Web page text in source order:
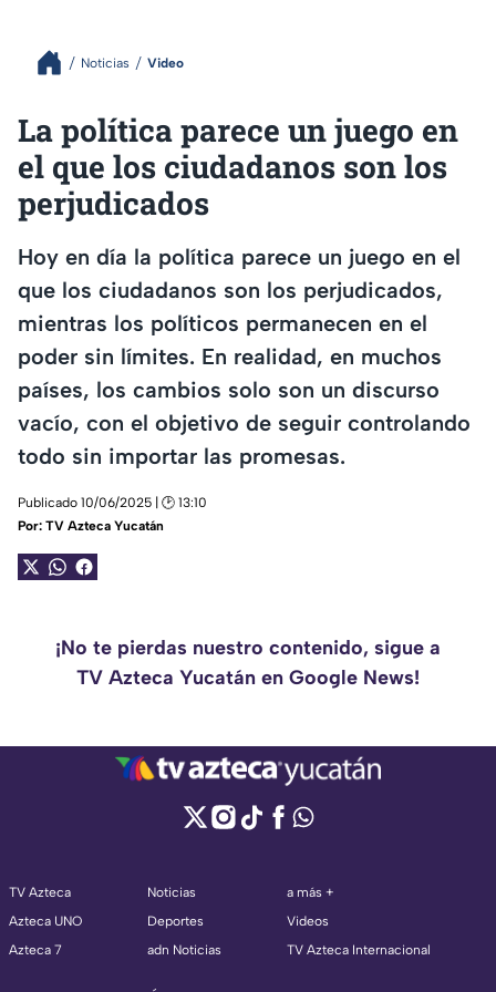
Noticias Video
La política parece un juego en
el que los ciudadanos son los
perjudicados
Hoy en día la política parece un juego en el
que los ciudadanos son los perjudicados,
mientras los políticos permanecen en el
poder sin límites. En realidad, en muchos
países, los cambios solo son un discurso
vacío, con el objetivo de seguir controlando
todo sin importar las promesas.
Publicado 10/06/2025 | 🕑 13:10
Por: TV Azteca Yucatán
¡No te pierdas nuestro contenido, sigue a
TV Azteca Yucatán en Google News!
TV Azteca
Azteca UNO
Azteca 7
Noticias
Deportes
adn Noticias
a más +
Videos
TV Azteca Internacional